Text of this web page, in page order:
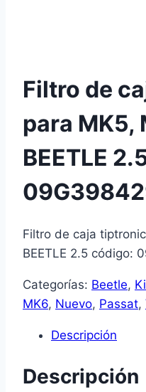
Filtro de
para MK5,
BEETLE
Filtro de caja
BEETLE 2.5 código:
Categorías: Beetle,
MK6, Nuevo, Passat,
Descripción
Descripción